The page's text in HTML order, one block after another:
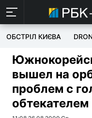
ОБСТРІЛ КИЄВА
вышел на
проблем с
обтекателем